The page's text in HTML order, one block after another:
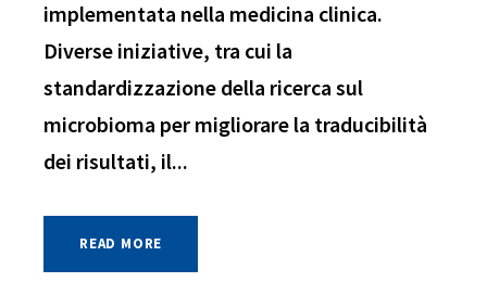
implementata nella medicina clinica.
Diverse iniziative, tra cui la
standardizzazione della ricerca sul
microbioma per migliorare la traducibilità
dei risultati, il...
READ MORE